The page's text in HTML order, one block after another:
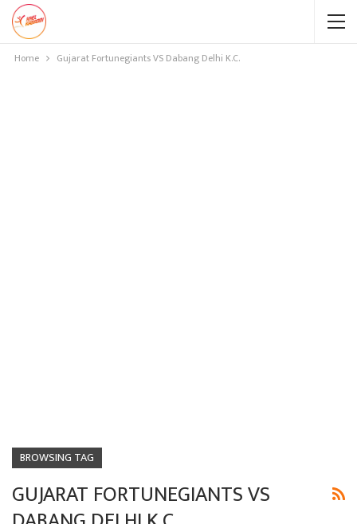
Home Gujarat Fortunegiants VS Dabang Delhi K.C.
BROWSING TAG
GUJARAT FORTUNEGIANTS VS